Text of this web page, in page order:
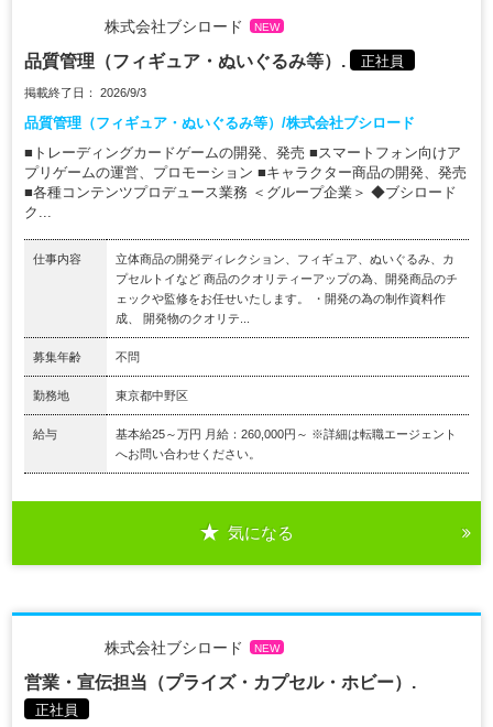
株式会社ブシロード NEW
品質管理（フィギュア・ぬいぐるみ等）. 正社員
掲載終了日： 2026/9/3
品質管理（フィギュア・ぬいぐるみ等）/株式会社ブシロード
■トレーディングカードゲームの開発、発売 ■スマートフォン向けア
プリゲームの運営、プロモーション ■キャラクター商品の開発、発売
■各種コンテンツプロデュース業務 ＜グループ企業＞ ◆ブシロード
ク...
仕事内容
立体商品の開発ディレクション、フィギュア、ぬいぐるみ、カ
プセルトイなど 商品のクオリティーアップの為、開発商品のチ
ェックや監修をお任せいたします。 ・開発の為の制作資料作
成、 開発物のクオリテ...
募集年齢 不問
勤務地 東京都中野区
給与
基本給25～万円 月給：260,000円～ ※詳細は転職エージェント
へお問い合わせください。
気になる
株式会社ブシロード NEW
営業・宣伝担当（プライズ・カプセル・ホビー）.
正社員